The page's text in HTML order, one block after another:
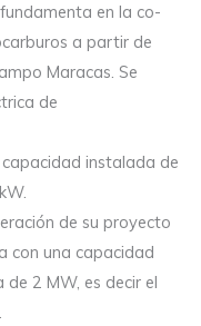
en la co-
a partir de
Maracas. Se
de
instalada de
de su proyecto
con una capacidad
2 MW, es decir el